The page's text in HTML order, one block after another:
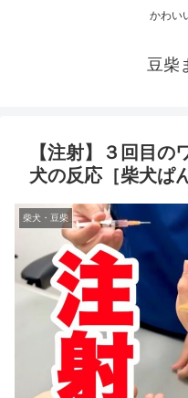
かわい
豆柴
【注射】３回目の
犬の反応［柴犬ぱ
柴犬・豆柴